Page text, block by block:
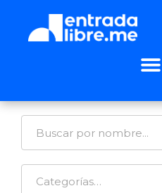
Categorías…